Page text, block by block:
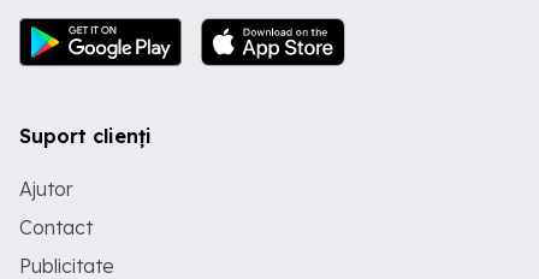
Suport clienți
Ajutor
Contact
Publicitate